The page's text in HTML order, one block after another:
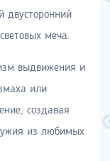
двусторонний
меча.
выдвижения и
или
создавая
из любимых